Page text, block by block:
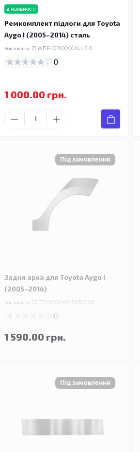
в наявності
Ремкомплект підлоги для Toyota
Aygo I (2005–2014) сталь
Код товару: 21.WBFLORXXXX.ALL.0.0
0
1 000.00 грн.
Задня арка для Toyota Aygo I
(2005–2014)
Код товару: 02.TTAYGOXXX1.5HB.0.00
0
1 590.00 грн.